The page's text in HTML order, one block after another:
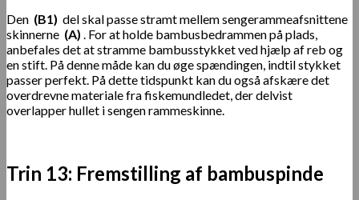
Den (B1) del skal passe stramt mellem sengerammeafsnittene
skinnerne (A) . For at holde bambusbedrammen på plads,
anbefales det at stramme bambusstykket ved hjælp af reb og
en stift. På denne måde kan du øge spændingen, indtil stykket
passer perfekt. På dette tidspunkt kan du også afskære det
overdrevne materiale fra fiskemundledet, der delvist
overlapper hullet i sengen rammeskinne.
Trin 13: Fremstilling af bambuspinde